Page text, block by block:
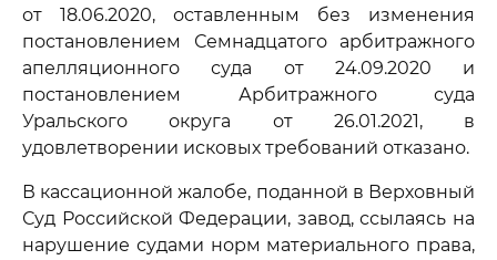
от 18.06.2020, оставленным без изменения
постановлением Семнадцатого арбитражного
апелляционного суда от 24.09.2020 и
постановлением Арбитражного суда
Уральского округа от 26.01.2021, в
удовлетворении исковых требований отказано.
В кассационной жалобе, поданной в Верховный
Суд Российской Федерации, завод, ссылаясь на
нарушение судами норм материального права,